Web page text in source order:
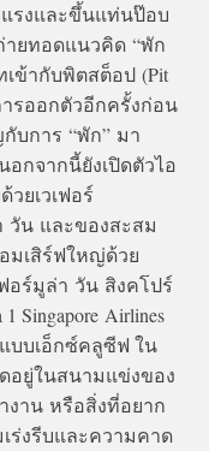
รงและขึ้นแท่นป๊อบ
ายทอดแนวคิด “พัก
ข้ากับพิตสต็อป (Pit
รออกตัวอีกครั้งก่อน
บการ “พัก” มา
กจากนี้ยังเปิดตัวไอ
ยเวเฟอร์
วัน และของสะสม
มเสิร์ฟใหญ่ด้วย
ร์มูล่า วัน สิงคโปร์
Singapore Airlines
แบบเอ็กซ์คลูซีฟ ใน
อยู่ในสนามแข่งของ
งาน หรือสิ่งที่อยาก
ร่งรีบและความคาด